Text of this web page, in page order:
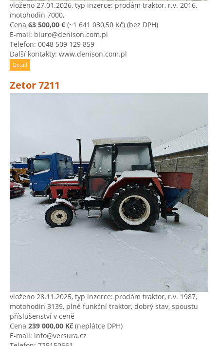
vloženo 27.01.2026, typ inzerce: prodám traktor, r.v. 2016,
motohodin 7000,
Cena 63 500,00 € (~1 641 030,50 Kč) (bez DPH)
E-mail: biuro@denison.com.pl
Telefon: 0048 509 129 859
Další kontakty: www.denison.com.pl
Detail
Zetor 7211
vloženo 28.11.2025, typ inzerce: prodám traktor, r.v. 1987,
motohodin 3139, plně funkční traktor, dobrý stav, spoustu
příslušenství v ceně
Cena 239 000,00 Kč (neplátce DPH)
E-mail: info@versura.cz